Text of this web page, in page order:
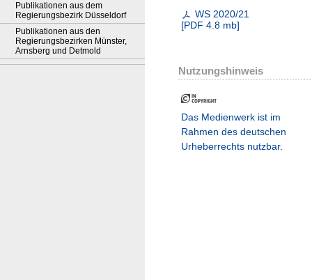
Publikationen aus dem
Regierungsbezirk Düsseldorf
Publikationen aus den
Regierungsbezirken Münster,
Arnsberg und Detmold
WS 2020/21
[PDF 4.8 mb]
Nutzungshinweis
Das Medienwerk ist im
Rahmen des deutschen
Urheberrechts nutzbar.